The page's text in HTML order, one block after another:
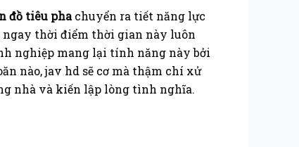
đồ tiêu phachuyển ra tiết năng lực
ngay thời điểm thời gian này luôn
nghiệp mang lại tính năng này bởi
nào, jav hd sẽ cơ mà thậm chí xử
nhà và kiến lập lòng tình nghĩa.